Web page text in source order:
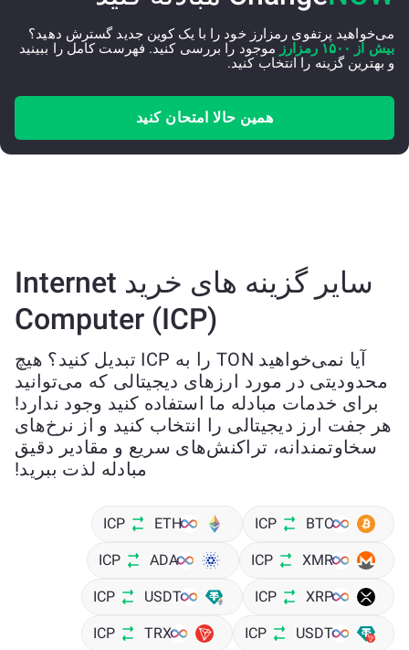
می‌خواهید پرتفوی رمزارز خود را با یک کوین جدید گسترش دهید؟
بیش از ۱۵۰۰ رمزارز
موجود را بررسی کنید. فهرست کامل را ببینید
و بهترین گزینه را انتخاب کنید.
همین حالا امتحان کنید
سایر گزینه های خرید Internet
Computer (ICP)
آیا نمی‌خواهید TON را به ICP تبدیل کنید؟ هیچ
محدودیتی در مورد ارزهای دیجیتالی که می‌توانید
برای خدمات مبادله ما استفاده کنید وجود ندارد!
هر جفت ارز دیجیتالی را انتخاب کنید و از نرخ‌های
سخاوتمندانه، تراکنش‌های سریع و مقادیر دقیق
مبادله لذت ببرید!
BTC
ICP
ETH
ICP
XMR
ICP
ADA
ICP
XRP
ICP
USDT
ICP
USDT
ICP
TRX
ICP